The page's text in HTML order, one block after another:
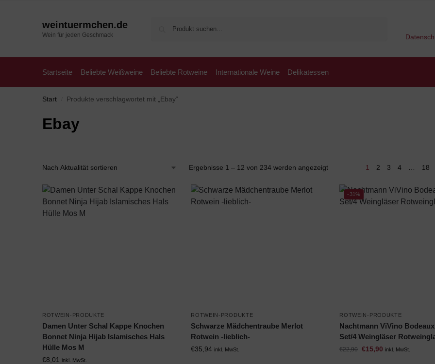
weintuermchen.de
Wein für jeden Geschmack
Startseite Beliebte Weißweine Beliebte Rotweine Internationale Weine Delikatessen
Start Produkte verschlagwortet mit „Ebay“
Ebay
Ergebnisse 1 – 12 von 234 werden angezeigt 1 2 3 4 18
ROTWEIN-PRODUKTE
Damen Unter Schal Kappe Knochen
Bonnet Ninja Hijab Islamisches Hals
Hülle Mos M
€8,01 inkl. MwSt.
ROTWEIN-PRODUKTE
Schwarze Mädchentraube Merlot
Rotwein -lieblich-
€35,94 inkl. MwSt.
-31%
ROTWEIN-PRODUKTE
Nachtmann ViVino
Set/4 Weingläser
€22,90 €15,90 inkl. MwSt.